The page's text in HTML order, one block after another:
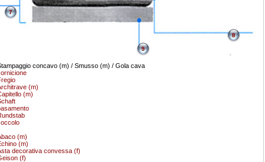
concavo (m) / Smusso (m) / Gola cava
(m)
(m)
7
8
9
(m)
(m)
decorativa convessa (f)
(f)